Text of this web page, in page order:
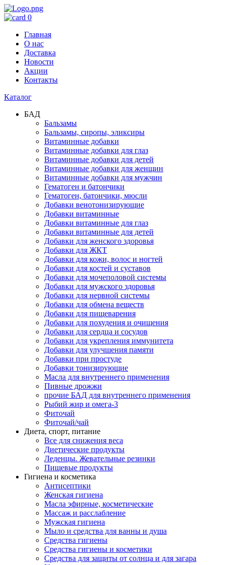
0
Главная
О нас
Доставка
Новости
Акции
Контакты
Каталог
БАД
Бальзамы
Бальзамы, сиропы, эликсиры
Витаминные добавки
Витаминные добавки для глаз
Витаминные добавки для детей
Витаминные добавки для женщин
Витаминные добавки для мужчин
Гематоген и батончики
Гематоген, батончики, мюсли
Добавки венотонизирующие
Добавки витаминные
Добавки витаминные для глаз
Добавки витаминные для детей
Добавки для женского здоровья
Добавки для ЖКТ
Добавки для кожи, волос и ногтей
Добавки для костей и суставов
Добавки для мочеполовой системы
Добавки для мужского здоровья
Добавки для нервной системы
Добавки для обмена веществ
Добавки для пищеварения
Добавки для похудения и очищения
Добавки для сердца и сосудов
Добавки для укрепления иммунитета
Добавки для улучшения памяти
Добавки при простуде
Добавки тонизирующие
Масла для внутреннего применения
Пивные дрожжи
прочие БАД для внутреннего применения
Рыбий жир и омега-3
Фиточай
Фиточай/чай
Диета, спорт, питание
Все для снижения веса
Диетические продукты
Леденцы. Жевательные резинки
Пищевые продукты
Гигиена и косметика
Антисептики
Женская гигиена
Масла эфирные, косметические
Массаж и расслабление
Мужская гигиена
Мыло и средства для ванны и душа
Средства гигиены
Средства гигиены и косметики
Средства для защиты от солнца и для загара